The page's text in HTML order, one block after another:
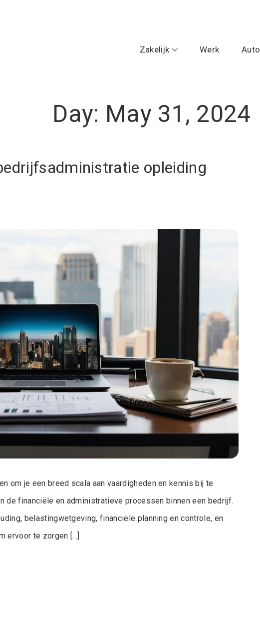
Zakelijk Werk Auto
Day: May 31, 2024
opleiding
om je een breed scala aan vaardigheden en kennis bij te
de financiële en administratieve processen binnen een bedrijf.
belastingwetgeving, financiële planning en controle, en
ervoor te zorgen […]